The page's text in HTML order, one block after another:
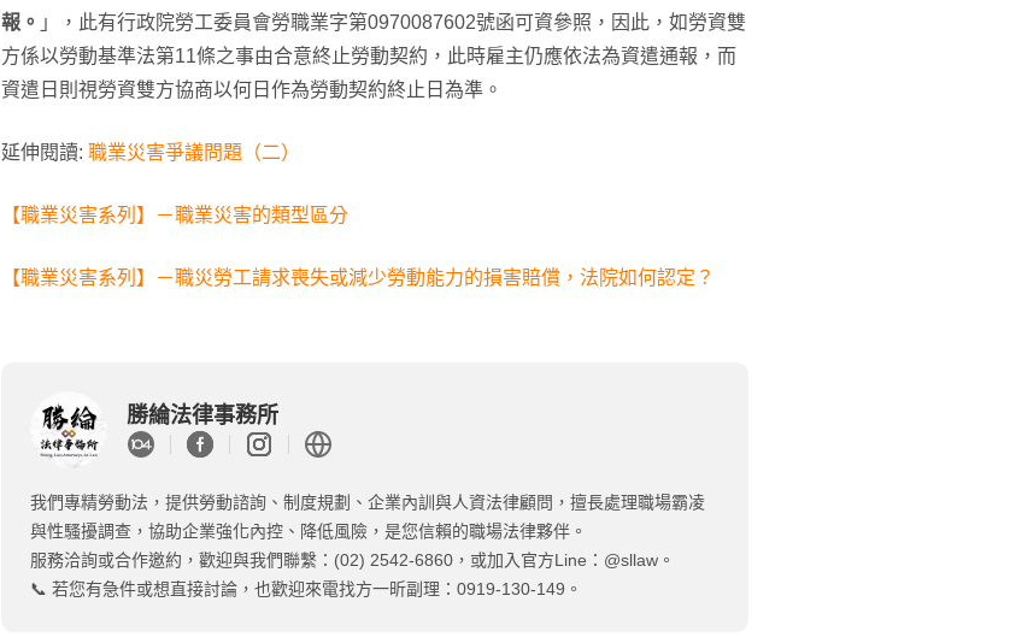
報。 」，此有行政院勞工委員會勞職業字第0970087602號函可資參照，因此，如勞資雙
方係以勞動基準法第11條之事由合意終止勞動契約，此時雇主仍應依法為資遣通報，而
資遣日則視勞資雙方協商以何日作為勞動契約終止日為準。
延伸閱讀: 職業災害爭議問題（二）
【職業災害系列】－職業災害的類型區分
【職業災害系列】－職災勞工請求喪失或減少勞動能力的損害賠償，法院如何認定？
勝綸法律事務所
我們專精勞動法，提供勞動諮詢、制度規劃、企業內訓與人資法律顧問，擅長處理職場霸凌
與性騷擾調查，協助企業強化內控、降低風險，是您信賴的職場法律夥伴。
服務洽詢或合作邀約，歡迎與我們聯繫：(02) 2542-6860，或加入官方Line：@sllaw。
📞 若您有急件或想直接討論，也歡迎來電找方一昕副理：0919-130-149。